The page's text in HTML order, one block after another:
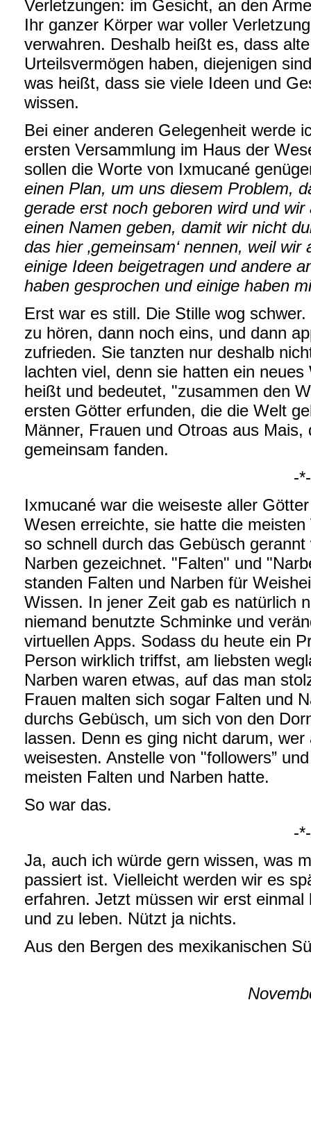
Verletzungen: im Gesicht, an den
Ihr ganzer Körper war voller
verwahren. Deshalb heißt es, dass
Urteilsvermögen haben, diejenigen
was heißt, dass sie viele Ideen und
wissen.
Bei einer anderen Gelegenheit werde
ersten Versammlung im Haus der
sollen die Worte von Ixmucané
einen Plan, um uns diesem Problem,
gerade erst noch geboren wird und
einen Namen geben, damit wir nicht
das hier ‚gemeinsam‘ nennen, weil
einige Ideen beigetragen und andere
haben gesprochen und einige haben
Erst war es still. Die Stille wog
zu hören, dann noch eins, und dann
zufrieden. Sie tanzten nur deshalb
lachten viel, denn sie hatten ein
heißt und bedeutet, "zusammen den
ersten Götter erfunden, die die Welt
Männer, Frauen und Otroas aus
gemeinsam fanden.
-*-
Ixmucané war die weiseste aller
Wesen erreichte, sie hatte die
so schnell durch das Gebüsch
Narben gezeichnet. "Falten" und
standen Falten und Narben für
Wissen. In jener Zeit gab es natürlich
niemand benutzte Schminke und
virtuellen Apps. Sodass du heute ein
Person wirklich triffst, am liebsten
Narben waren etwas, auf das man
Frauen malten sich sogar Falten und
durchs Gebüsch, um sich von den
lassen. Denn es ging nicht darum,
weisesten. Anstelle von "followers”
meisten Falten und Narben hatte.
So war das.
-*-
Ja, auch ich würde gern wissen, was
passiert ist. Vielleicht werden wir es
erfahren. Jetzt müssen wir erst
und zu leben. Nützt ja nichts.
Aus den Bergen des mexikanischen